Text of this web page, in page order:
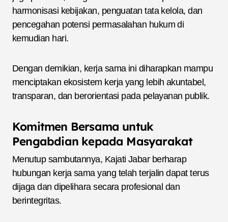
harmonisasi kebijakan, penguatan tata kelola, dan
pencegahan potensi permasalahan hukum di
kemudian hari.
Dengan demikian, kerja sama ini diharapkan mampu
menciptakan ekosistem kerja yang lebih akuntabel,
transparan, dan berorientasi pada pelayanan publik.
Komitmen Bersama untuk
Pengabdian kepada Masyarakat
Menutup sambutannya, Kajati Jabar berharap
hubungan kerja sama yang telah terjalin dapat terus
dijaga dan dipelihara secara profesional dan
berintegritas.